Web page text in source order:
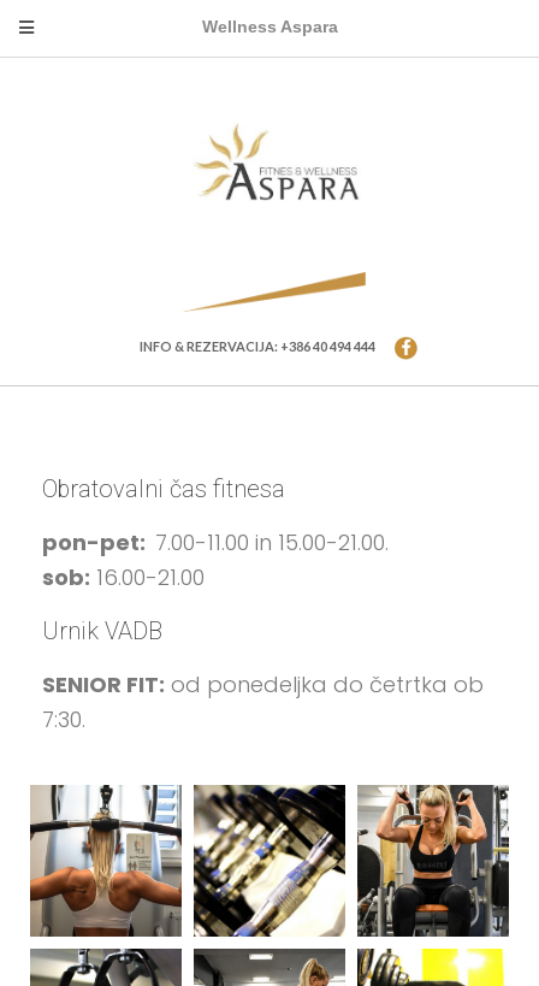
Wellness Aspara
INFO & REZERVACIJA: +386 40 494 444
Obratovalni čas fitnesa
pon-pet: 7.00-11.00 in 15.00-21.00.
sob: 16.00-21.00
Urnik VADB
SENIOR FIT: od ponedeljka do četrtka ob
7:30.